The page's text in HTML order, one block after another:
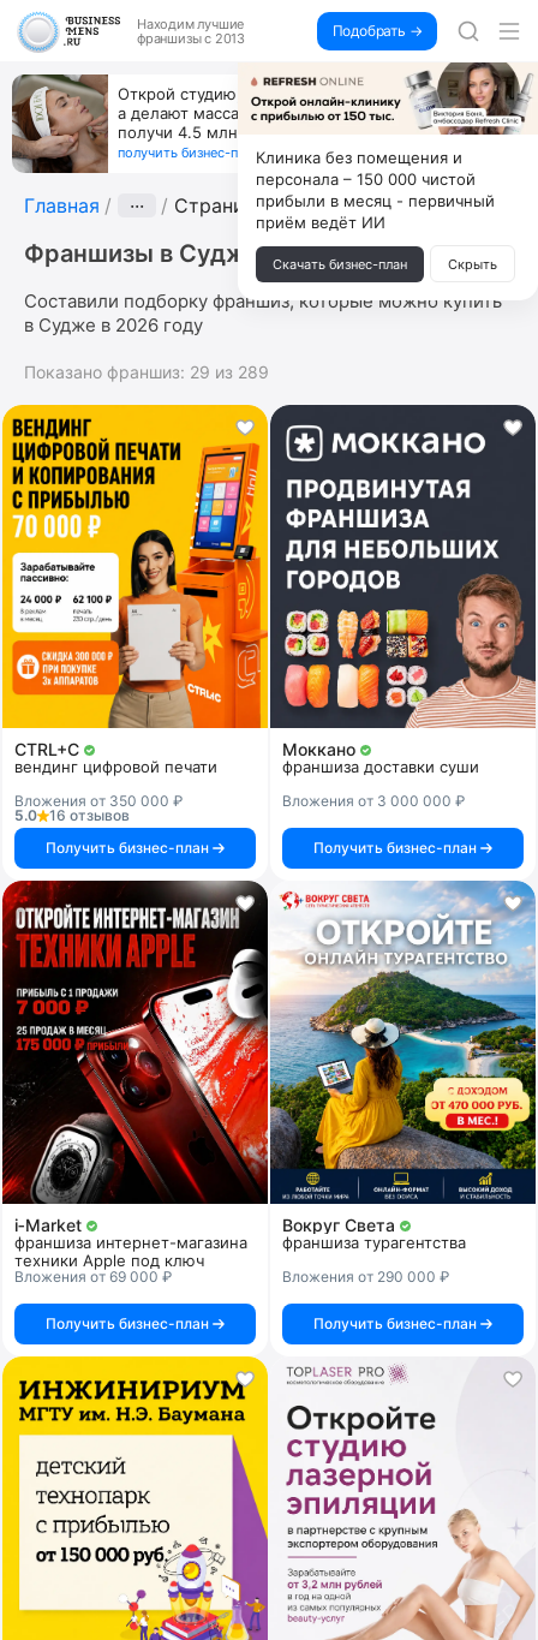
Находим лучшие
франшизы с 2013
Подобрать →
Открой студию, где не колют и не режут,
а делают массаж лица руками и в первый же год
получи 4.5 млн
получить бизнес-план ↓
Главная ··· Страница 5
Франшизы в Судже
Составили подборку франшиз, которые можно купить
в Судже в 2026 году
Показано франшиз: 29 из 289
CTRL+C
вендинг цифровой печати
Вложения от 350 000 ₽
5.0
16 отзывов
Получить бизнес-план
Моккано
франшиза доставки суши
Вложения от 3 000 000 ₽
Получить бизнес-план
i‑Market
франшиза интернет-магазина
техники Apple под ключ
Вложения от 69 000 ₽
Получить бизнес-план
Вокруг Света
франшиза турагентства
Вложения от 290 000 ₽
Получить бизнес-план
Клиника без помещения и
персонала – 150 000 чистой
прибыли в месяц - первичный
приём ведёт ИИ
Скачать бизнес-план Скрыть